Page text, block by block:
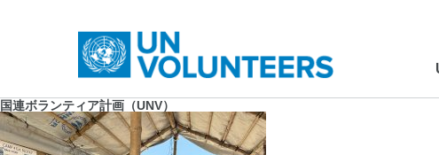
国連ボランティア計画（UNV）